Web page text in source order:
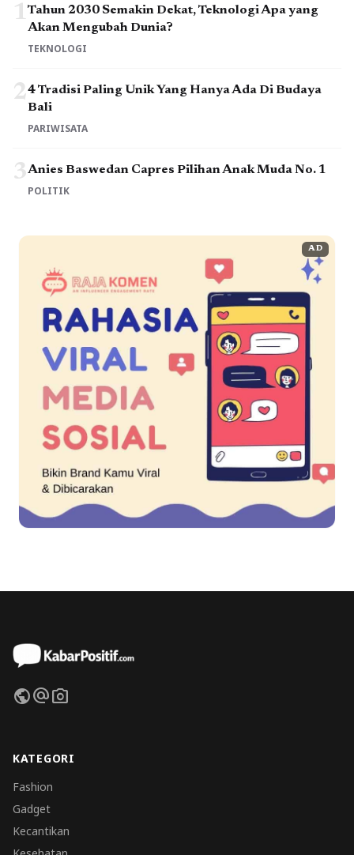
1Tahun 2030 Semakin Dekat, Teknologi Apa yang
Akan Mengubah Dunia?
TEKNOLOGI
24 Tradisi Paling Unik Yang Hanya Ada Di Budaya
Bali
PARIWISATA
3Anies Baswedan Capres Pilihan Anak Muda No. 1
POLITIK
AD
publicalternate_emailphoto_camera
KATEGORI
Fashion
Gadget
Kecantikan